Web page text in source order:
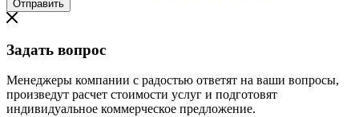
Задать вопрос
Менеджеры компании с радостью ответят на ваши вопросы,
произведут расчет стоимости услуг и подготовят
индивидуальное коммерческое предложение.